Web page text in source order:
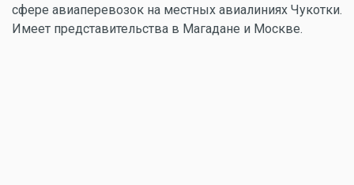
сфере авиаперевозок на местных авиалиниях Чукотки.
Имеет представительства в Магадане и Москве.